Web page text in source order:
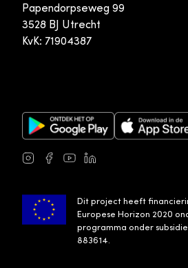
Papendorpseweg 99
3528 BJ Utrecht
KvK: 71904387
Google Play Store Apple App Store
Instagram
Facebook
YoutubeLinkedIn
Dit project heeft
Europese Horizon 2020
programma onder
883614.